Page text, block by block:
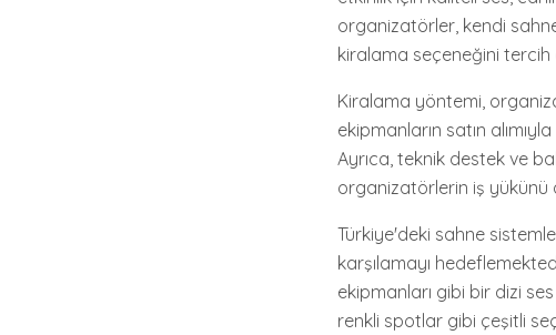
organizatörler, kendi
kiralama seçeneğini tercih
Kiralama yöntemi,
ekipmanların satın
Ayrıca, teknik destek ve
organizatörlerin iş yükünü
Türkiye'deki sahne
karşılamayı
ekipmanları gibi bir dizi
renkli spotlar gibi çeşitli